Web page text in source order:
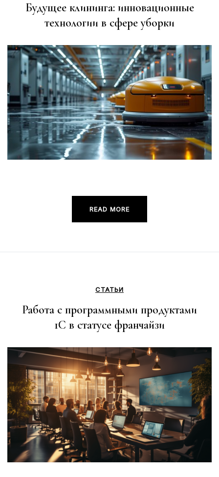
Будущее клининга: инновационные
технологии в сфере уборки
READ MORE
СТАТЬИ
Работа с программными продуктами
1C в статусе франчайзи